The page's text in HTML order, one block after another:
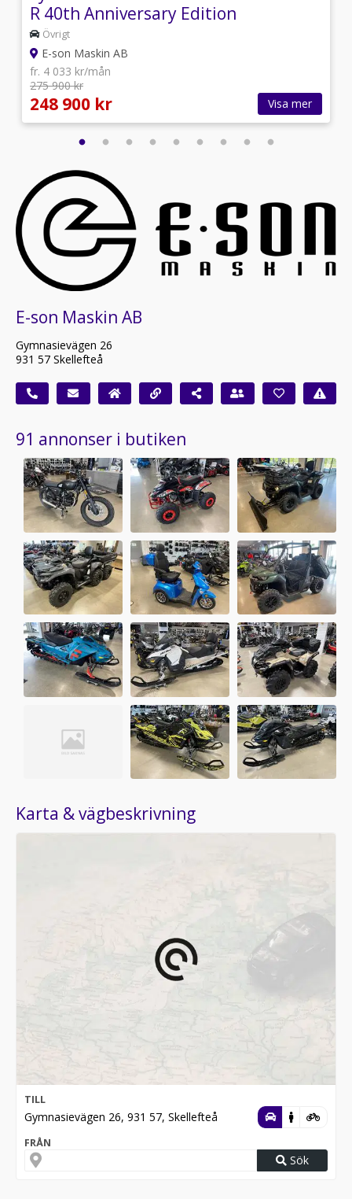
R 40th Anniversary Edition
Övrigt
E-son Maskin AB
fr. 4 033 kr/mån
275 900 kr
248 900 kr Visa mer
E-son Maskin AB
Gymnasievägen 26
931 57 Skellefteå
91 annonser i butiken
Karta & vägbeskrivning
TILL
Gymnasievägen 26, 931 57, Skellefteå
FRÅN
Sök